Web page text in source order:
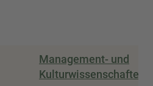
Management- und
Kulturwissenschaften